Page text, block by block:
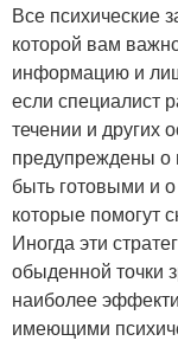
Все психические
которой вам
информацию и
если специалист
течении и других
предупреждены о
быть готовыми и
которые помогут
Иногда эти
обыденной точки
наиболее
имеющими